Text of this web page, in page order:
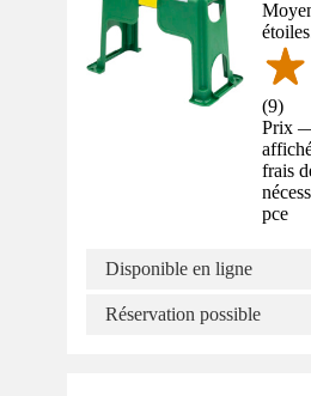
(9)
Prix
frais
pce
Disponible en ligne
Réservation possible